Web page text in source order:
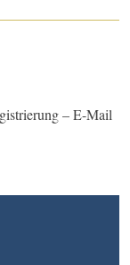
– E-Mail